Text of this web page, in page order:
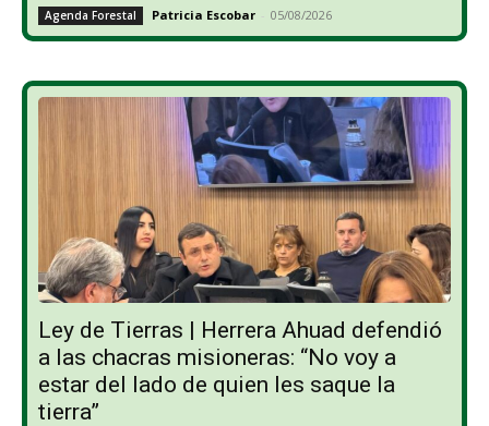
Agenda Forestal Patricia Escobar - 05/08/2026
Ley de Tierras | Herrera Ahuad defendió
a las chacras misioneras: “No voy a
estar del lado de quien les saque la
tierra”